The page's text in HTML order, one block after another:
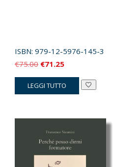
ISBN: 979-12-5976-145-3
€75.00 Il
prezzo
originale
€71.25Il
prezzo
attuale
LEGGI TUTTO